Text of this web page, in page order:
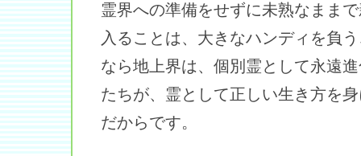
霊界への準備をせずに未熟なまま
入ることは、大きなハンディを負
なら地上界は、個別霊として永遠
たちが、霊として正しい生き方を
だからです。